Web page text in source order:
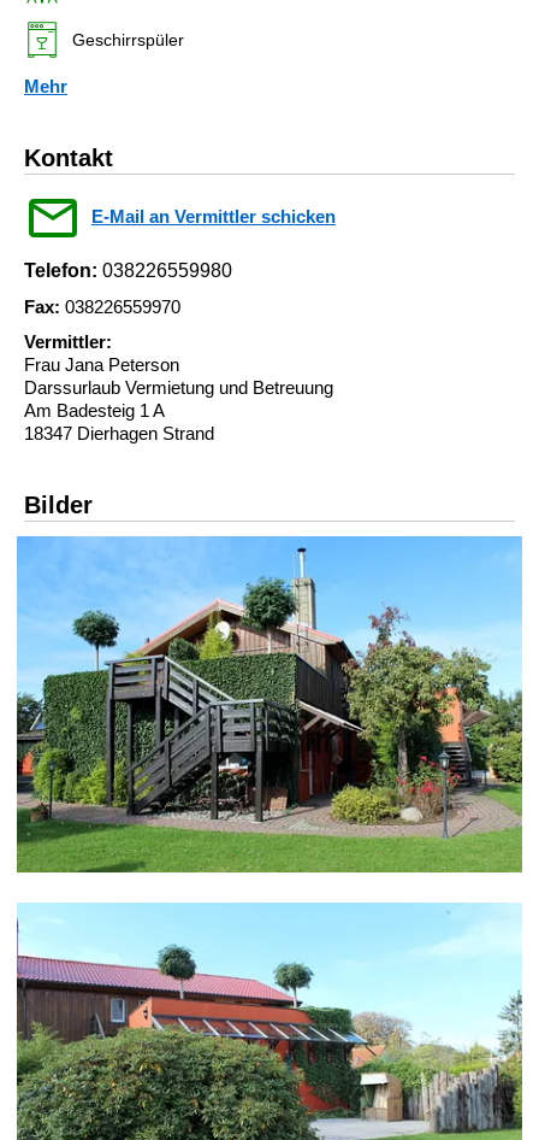
Geschirrspüler
Mehr
Kontakt
E-Mail an Vermittler schicken
Telefon: 038226559980
Fax: 038226559970
Vermittler:
Frau Jana Peterson
Darssurlaub Vermietung und Betreuung
Am Badesteig 1 A
18347 Dierhagen Strand
Bilder